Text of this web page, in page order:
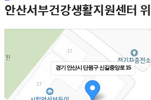
안산서부건강생활지원센터
경기 안산시 단원구 신길중앙로 15